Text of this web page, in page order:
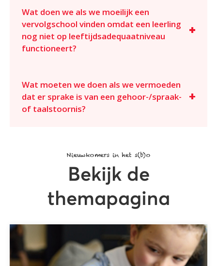
Wat doen we als we moeilijk een
vervolgschool vinden omdat een leerling
nog niet op leeftijdsadequaatniveau
functioneert?
Wat moeten we doen als we vermoeden
dat er sprake is van een gehoor-/spraak-
of taalstoornis?
Nieuwkomers in het s(b)o
Bekijk de
themapagina